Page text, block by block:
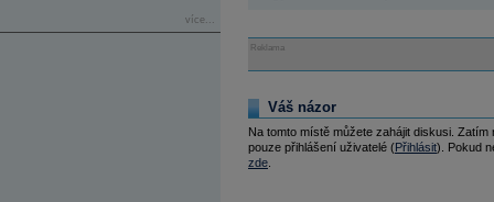
více...
Reklama
Váš názor
Na tomto místě můžete zahájit diskusi.
pouze přihlášení uživatelé (Přihlásit). Pokud
zde